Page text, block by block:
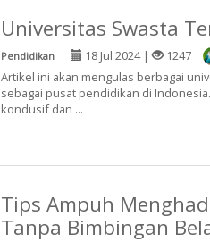
Universitas Swasta
Pendidikan 18 Jul 2024 | 1247
Artikel ini akan mengulas berbagai
sebagai pusat pendidikan di
kondusif dan ...
Tips Ampuh
Tanpa Bimbingan